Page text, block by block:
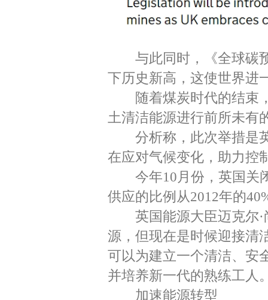
与此同时，《全球碳预
下历史新高，这使世界进
随着煤炭时代的结束，
土清洁能源进行前所未有
分析称，此次举措是英
在应对气候变化，助力控
今年10月份，英国关闭
供应的比例从2012年的
英国能源大臣迈克尔·
源，但现在是时候迎接清
可以为建立一个清洁、安
并培养新一代的熟练工人
加速能源转型